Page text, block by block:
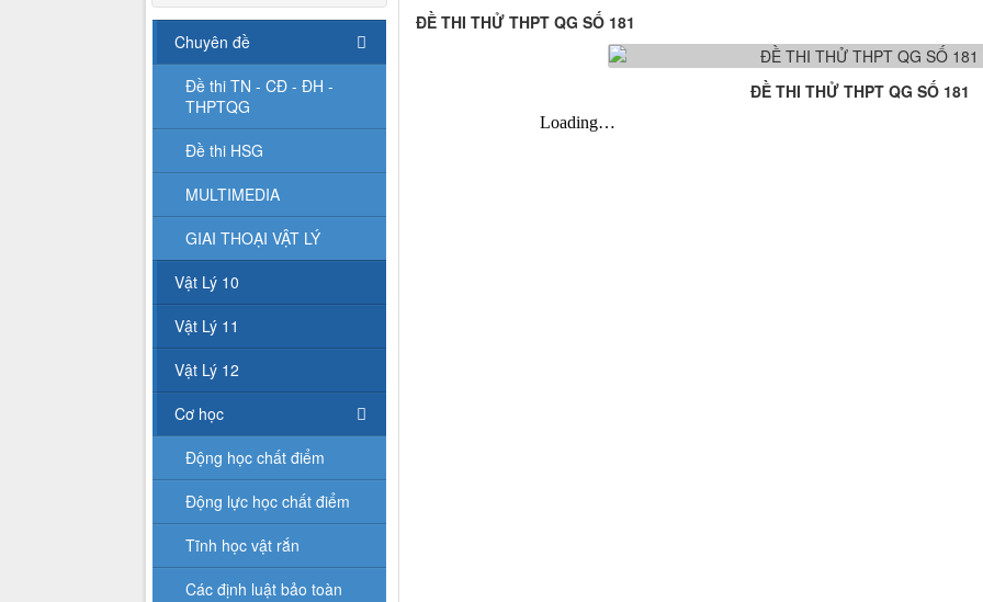
ĐỀ THI THỬ THPT QG SỐ 181
ĐỀ THI THỬ THPT QG SỐ 181
Chuyên đề
Đề thi TN - CĐ - ĐH -
THPTQG
Đề thi HSG
MULTIMEDIA
GIAI THOẠI VẬT LÝ
Vật Lý 10
Vật Lý 11
Vật Lý 12
Cơ học
Động học chất điểm
Động lực học chất điểm
Tĩnh học vật rắn
Các định luật bảo toàn